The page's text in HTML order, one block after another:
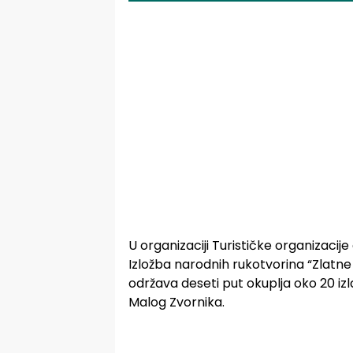
U organizaciji Turističke
Izložba narodnih rukotvorina
održava deseti put okuplja oko 20
Malog Zvornika.